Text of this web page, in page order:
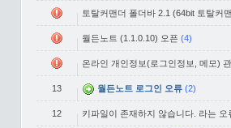
토탈커맨더 폴더바 2.1 (64bit 토탈커
월든노트 (1.1.0.10) 오픈 (4)
온라인 개인정보(로그인정보, 메모)
13 월든노트 로그인 오류 (2)
12 키파일이 존재하지 않습니다. 라는 오